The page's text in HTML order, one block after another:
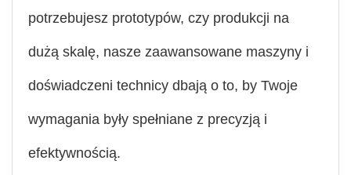
potrzebujesz prototypów, czy produkcji na
dużą skalę, nasze zaawansowane maszyny i
doświadczeni technicy dbają o to, by Twoje
wymagania były spełniane z precyzją i
efektywnością.